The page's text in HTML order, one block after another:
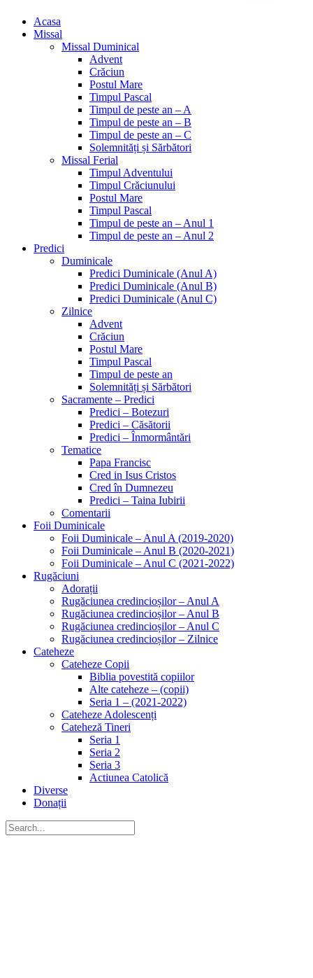
Acasa
Missal
Missal Duminical
Advent
Crăciun
Postul Mare
Timpul Pascal
Timpul de peste an – A
Timpul de peste an – B
Timpul de peste an – C
Solemnități și Sărbători
Missal Ferial
Timpul Adventului
Timpul Crăciunului
Postul Mare
Timpul Pascal
Timpul de peste an – Anul 1
Timpul de peste an – Anul 2
Predici
Duminicale
Predici Duminicale (Anul A)
Predici Duminicale (Anul B)
Predici Duminicale (Anul C)
Zilnice
Advent
Crăciun
Postul Mare
Timpul Pascal
Timpul de peste an
Solemnități și Sărbători
Sacramente – Predici
Predici – Botezuri
Predici – Căsătorii
Predici – Înmormântări
Tematice
Papa Francisc
Cred in Isus Cristos
Cred în Dumnezeu
Predici – Taina Iubirii
Comentarii
Foii Duminicale
Foii Duminicale – Anul A (2019-2020)
Foii Duminicale – Anul B (2020-2021)
Foii Duminicale – Anul C (2021-2022)
Rugăciuni
Adorații
Rugăciunea credincioșilor – Anul A
Rugăciunea credincioșilor – Anul B
Rugăciunea credincioșilor – Anul C
Rugăciunea credincioșilor – Zilnice
Cateheze
Cateheze Copii
Biblia povestită copiilor
Alte cateheze – (copii)
Seria 1 – (2021-2022)
Cateheze Adolescenți
Cateheză Tineri
Seria 1
Seria 2
Seria 3
Actiunea Catolică
Diverse
Donații